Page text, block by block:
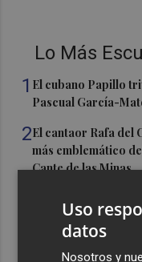
Lo Más
1 El cubano Papillo
Pascual García-
2El cantaor Rafa del
más emblemático
Cante de las Minas
Uso
datos
Nosotros y